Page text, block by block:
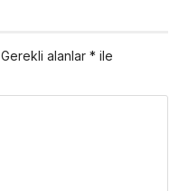
Gerekli alanlar * ile